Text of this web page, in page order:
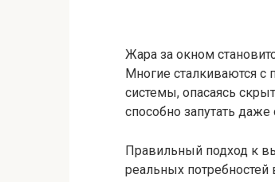
Жара за окном
Многие сталкиваются
системы, опасаясь
способно запутать даже
Правильный подход к
реальных